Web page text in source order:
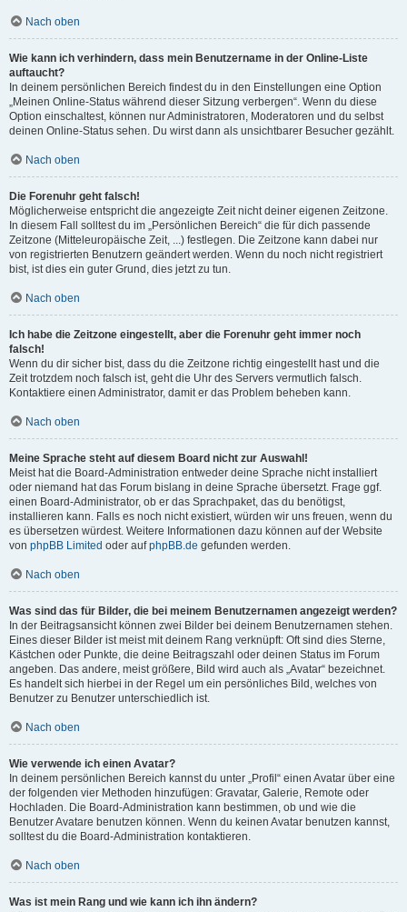
Nach oben
Wie kann ich verhindern, dass mein Benutzername in der Online-Liste
auftaucht?
In deinem persönlichen Bereich findest du in den Einstellungen eine Option
„Meinen Online-Status während dieser Sitzung verbergen“. Wenn du diese
Option einschaltest, können nur Administratoren, Moderatoren und du selbst
deinen Online-Status sehen. Du wirst dann als unsichtbarer Besucher gezählt.
Nach oben
Die Forenuhr geht falsch!
Möglicherweise entspricht die angezeigte Zeit nicht deiner eigenen Zeitzone.
In diesem Fall solltest du im „Persönlichen Bereich“ die für dich passende
Zeitzone (Mitteleuropäische Zeit, ...) festlegen. Die Zeitzone kann dabei nur
von registrierten Benutzern geändert werden. Wenn du noch nicht registriert
bist, ist dies ein guter Grund, dies jetzt zu tun.
Nach oben
Ich habe die Zeitzone eingestellt, aber die Forenuhr geht immer noch
falsch!
Wenn du dir sicher bist, dass du die Zeitzone richtig eingestellt hast und die
Zeit trotzdem noch falsch ist, geht die Uhr des Servers vermutlich falsch.
Kontaktiere einen Administrator, damit er das Problem beheben kann.
Nach oben
Meine Sprache steht auf diesem Board nicht zur Auswahl!
Meist hat die Board-Administration entweder deine Sprache nicht installiert
oder niemand hat das Forum bislang in deine Sprache übersetzt. Frage ggf.
einen Board-Administrator, ob er das Sprachpaket, das du benötigst,
installieren kann. Falls es noch nicht existiert, würden wir uns freuen, wenn du
es übersetzen würdest. Weitere Informationen dazu können auf der Website
von phpBB Limited oder aufphpBB.de gefunden werden.
Nach oben
Was sind das für Bilder, die bei meinem Benutzernamen angezeigt werden?
In der Beitragsansicht können zwei Bilder bei deinem Benutzernamen stehen.
Eines dieser Bilder ist meist mit deinem Rang verknüpft: Oft sind dies Sterne,
Kästchen oder Punkte, die deine Beitragszahl oder deinen Status im Forum
angeben. Das andere, meist größere, Bild wird auch als „Avatar“ bezeichnet.
Es handelt sich hierbei in der Regel um ein persönliches Bild, welches von
Benutzer zu Benutzer unterschiedlich ist.
Nach oben
Wie verwende ich einen Avatar?
In deinem persönlichen Bereich kannst du unter „Profil“ einen Avatar über eine
der folgenden vier Methoden hinzufügen: Gravatar, Galerie, Remote oder
Hochladen. Die Board-Administration kann bestimmen, ob und wie die
Benutzer Avatare benutzen können. Wenn du keinen Avatar benutzen kannst,
solltest du die Board-Administration kontaktieren.
Nach oben
Was ist mein Rang und wie kann ich ihn ändern?